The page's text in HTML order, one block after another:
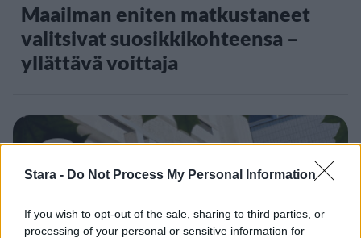
Stara - Do Not Process My Personal Information
If you wish to opt-out of the sale, sharing to third parties, or
processing of your personal or sensitive information for
Maailman eniten matkustaneet
valitsivat suosikkikohteensa –
yllättävä voittaja
2